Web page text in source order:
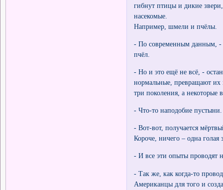
гибнут птицы и дикие
насекомые.
Например, шмели и пчёлы.
- По современным данным, -
пчёл.
- Но и это ещё не всё, -
нормальные, превращают их
три поколения, а
- Что-то наподобие пустыни.
- Вот-вот, получается
Короче, ничего – одна голая
- И все эти опыты проводят
- Так же, как когда-то
Американцы для того и